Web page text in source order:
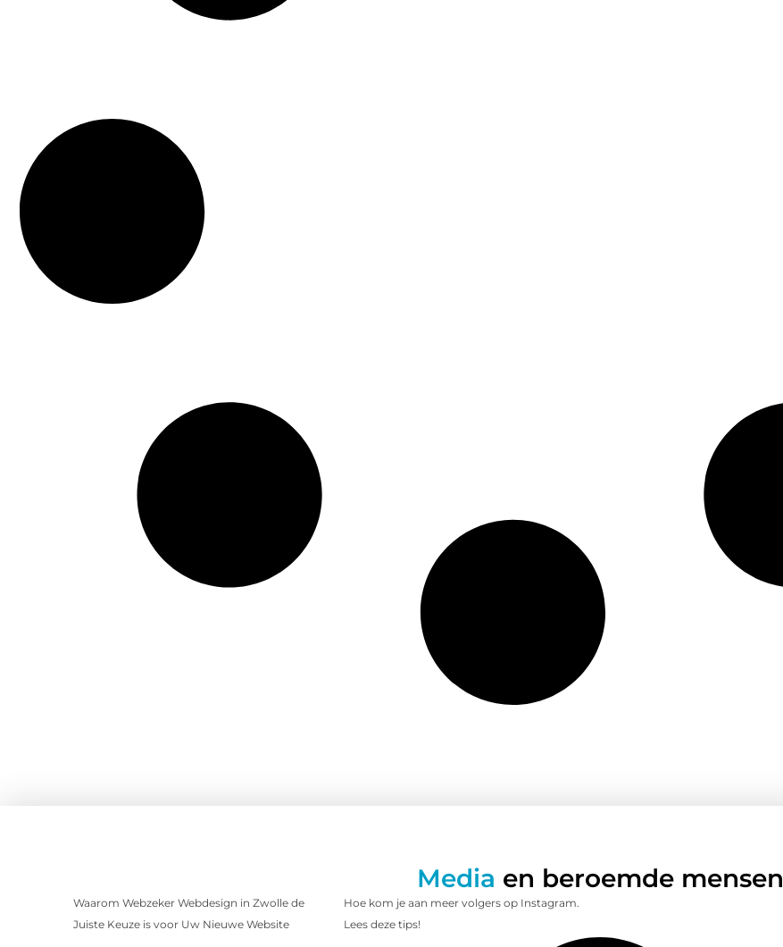
Media en beroemde mensen
Waarom Webzeker Webdesign in Zwolle de
Juiste Keuze is voor Uw Nieuwe Website
Hoe kom je aan meer volgers op Instagram.
Lees deze tips!